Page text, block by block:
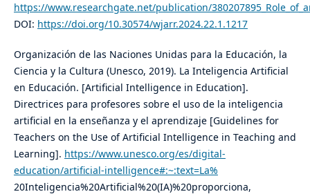
https://www.researchgate.net/publication/
DOI: https://doi.org/10.30574/wjarr.2024.22.1.1217
Organización de las Naciones Unidas para la Educación, la
Ciencia y la Cultura (Unesco, 2019). La Inteligencia Artificial
en Educación. [Artificial Intelligence in Education].
Directrices para profesores sobre el uso de la inteligencia
artificial en la enseñanza y el aprendizaje [Guidelines for
Teachers on the Use of Artificial Intelligence in Teaching and
Learning]. https://www.unesco.org/es/digital-
education/artificial-intelligence#:~:text=La%
20Inteligencia%20Artificial%20(IA)%20proporciona,